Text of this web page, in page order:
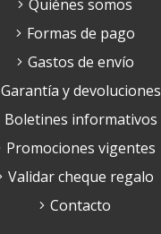
Quiénes somos
Formas de pago
Gastos de envío
Garantía y devoluciones
Boletines informativos
Promociones vigentes
Validar cheque regalo
Contacto